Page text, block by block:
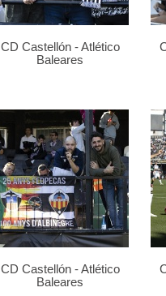
CD Castellón - Atlético
Baleares
CD Castellón - Atlético
Baleares